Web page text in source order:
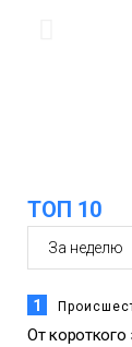
ТОП 10
1
От